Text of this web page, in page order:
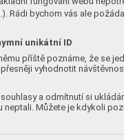
Rádi bychom vás ale
unikátní ID
příště poznáme, že se
vyhodnotit
a odmítnutí si
neptali. Můžete je kdykoli
s opěr adl em (dře o, be on)
zelené p lasto vé k o (pouze dot Na Vr šku)
ěny údržby : potřeba obnovy:
: kvalita:
opustné